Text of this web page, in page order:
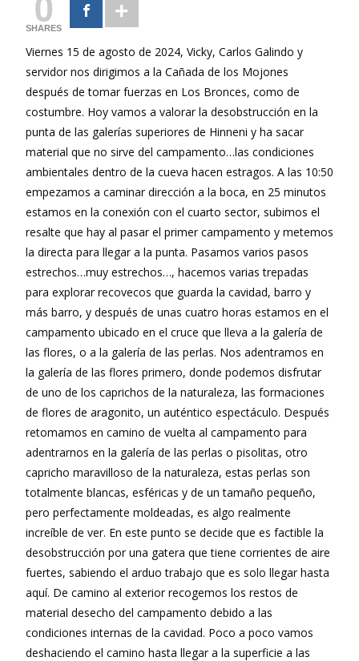
SHARES
Viernes 15 de agosto de 2024, Vicky, Carlos Galindo y
servidor nos dirigimos a la Cañada de los Mojones
después de tomar fuerzas en Los Bronces, como de
costumbre. Hoy vamos a valorar la desobstrucción en la
punta de las galerías superiores de Hinneni y ha sacar
material que no sirve del campamento…las condiciones
ambientales dentro de la cueva hacen estragos. A las 10:50
empezamos a caminar dirección a la boca, en 25 minutos
estamos en la conexión con el cuarto sector, subimos el
resalte que hay al pasar el primer campamento y metemos
la directa para llegar a la punta. Pasamos varios pasos
estrechos…muy estrechos…, hacemos varias trepadas
para explorar recovecos que guarda la cavidad, barro y
más barro, y después de unas cuatro horas estamos en el
campamento ubicado en el cruce que lleva a la galería de
las flores, o a la galería de las perlas. Nos adentramos en
la galería de las flores primero, donde podemos disfrutar
de uno de los caprichos de la naturaleza, las formaciones
de flores de aragonito, un auténtico espectáculo. Después
retomamos en camino de vuelta al campamento para
adentrarnos en la galería de las perlas o pisolitas, otro
capricho maravilloso de la naturaleza, estas perlas son
totalmente blancas, esféricas y de un tamaño pequeño,
pero perfectamente moldeadas, es algo realmente
increíble de ver. En este punto se decide que es factible la
desobstrucción por una gatera que tiene corrientes de aire
fuertes, sabiendo el arduo trabajo que es solo llegar hasta
aquí. De camino al exterior recogemos los restos de
material desecho del campamento debido a las
condiciones internas de la cavidad. Poco a poco vamos
deshaciendo el camino hasta llegar a la superficie a las